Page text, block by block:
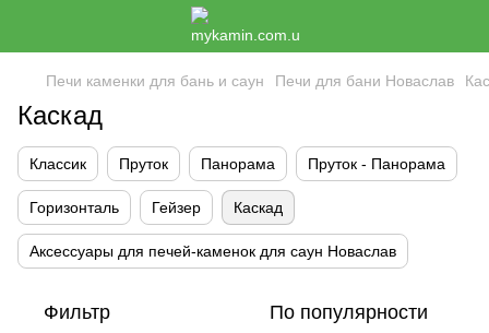
Печи каменки для бань и саун Печи для бани Новаслав
Каскад
Классик Пруток Панорама Пруток - Панорама
Горизонталь Гейзер Каскад
Аксессуары для печей-каменок для саун Новаслав
Фильтр По популярности